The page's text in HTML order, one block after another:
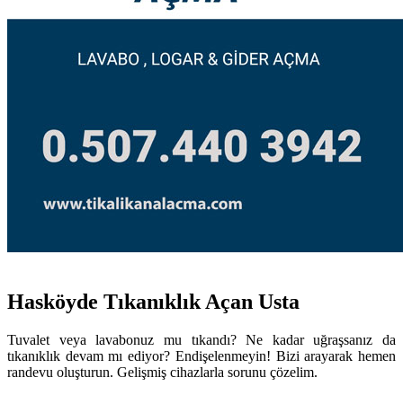
Hasköyde Tıkanıklık Açan Usta
Tuvalet veya lavabonuz mu tıkandı? Ne kadar uğraşsanız da
tıkanıklık devam mı ediyor? Endişelenmeyin! Bizi arayarak hemen
randevu oluşturun. Gelişmiş cihazlarla sorunu çözelim.